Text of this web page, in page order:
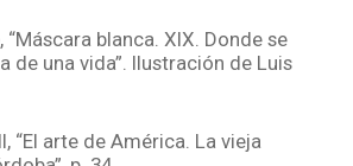
“Máscara blanca. XIX. Donde se
de una vida”. Ilustración de Luis
“El arte de América. La vieja